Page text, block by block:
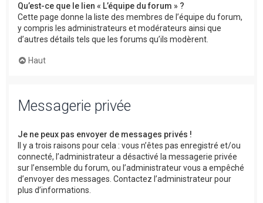
Qu’est-ce que le lien « L’équipe du forum » ?
Cette page donne la liste des membres de l’équipe du forum,
y compris les administrateurs et modérateurs ainsi que
d’autres détails tels que les forums qu’ils modèrent.
Haut
Messagerie privée
Je ne peux pas envoyer de messages privés !
Il y a trois raisons pour cela : vous n’êtes pas enregistré et/ou
connecté, l’administrateur a désactivé la messagerie privée
sur l’ensemble du forum, ou l’administrateur vous a empêché
d’envoyer des messages. Contactez l’administrateur pour
plus d’informations.